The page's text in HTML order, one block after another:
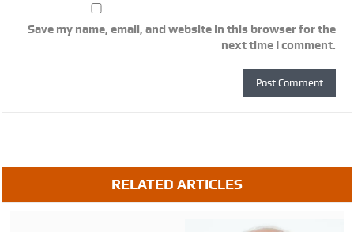
Save my name, email, and website in this browser for the
next time I comment.
RELATED ARTICLES